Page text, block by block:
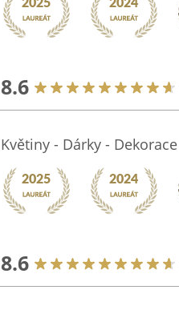
8.6
Květiny - Dárky - Dekorace
8.6